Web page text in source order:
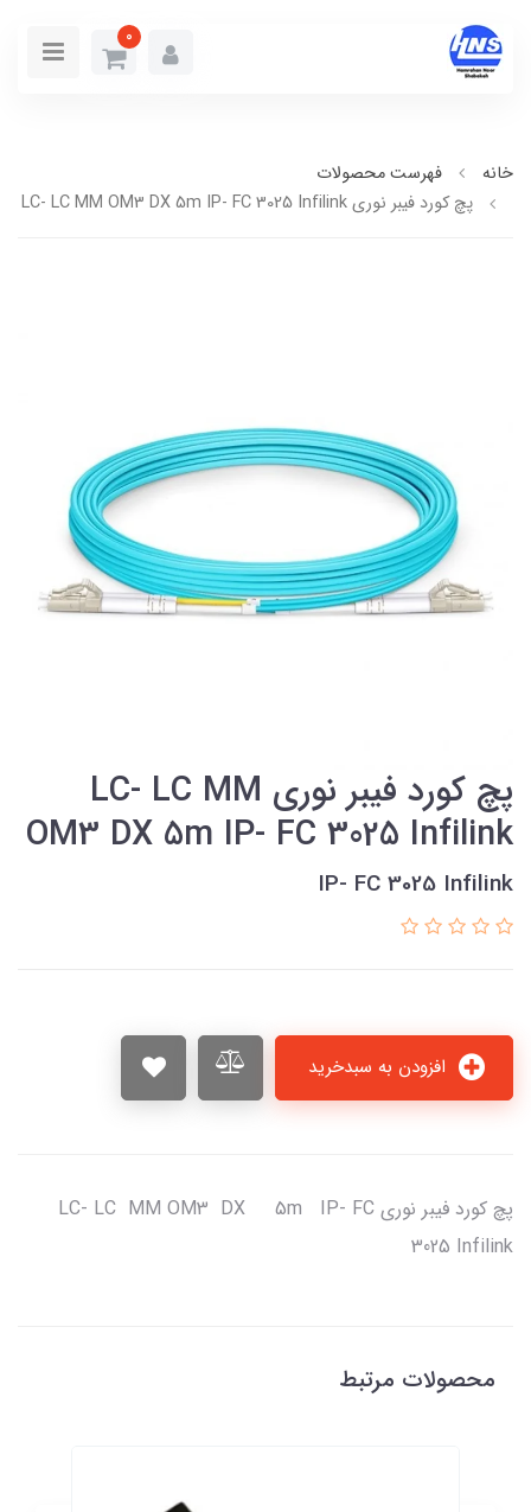
0
خانه
فهرست محصولات
پچ كورد فيبر نوري LC- LC MM OM3 DX 5m IP- FC 3025 Infilink
پچ كورد فيبر نوري LC- LC MM
OM3 DX 5m IP- FC 3025 Infilink
IP- FC 3025 Infilink
پچ كورد فيبر نوري LC- LC MM OM3 DX 5m IP- FC
3025 Infilink
محصولات مرتبط